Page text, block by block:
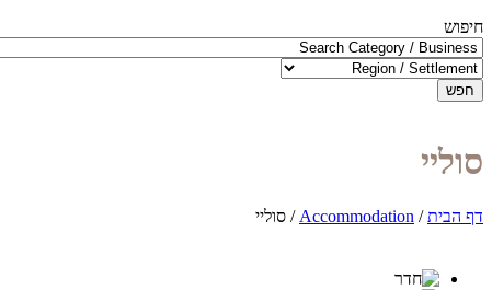
חיפוש
חפש
סוליי
דף הבית/
Accommodation
/ סוליי